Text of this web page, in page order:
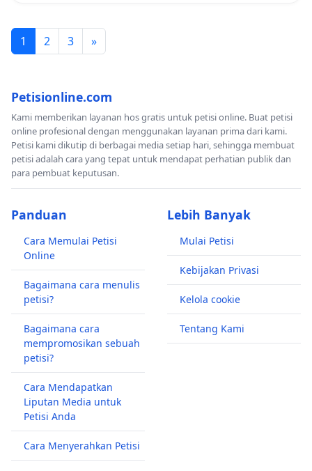
1 2 3 »
Petisionline.com
Kami memberikan layanan hos gratis untuk petisi online. Buat petisi
online profesional dengan menggunakan layanan prima dari kami.
Petisi kami dikutip di berbagai media setiap hari, sehingga membuat
petisi adalah cara yang tepat untuk mendapat perhatian publik dan
para pembuat keputusan.
Panduan
Cara Memulai Petisi
Online
Bagaimana cara menulis
petisi?
Bagaimana cara
mempromosikan sebuah
petisi?
Cara Mendapatkan
Liputan Media untuk
Petisi Anda
Cara Menyerahkan Petisi
Lebih Banyak
Mulai Petisi
Kebijakan Privasi
Kelola cookie
Tentang Kami